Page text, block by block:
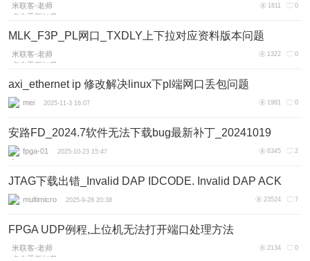
米联客-老师
点击重新加载
0
1811
MLK_F3P_PL网口_TXDLY上下拉对应资料版本问题
米联客-老师
点击重新加载
0
1322
axi_ethernet ip 修改解决linux下pl端网口丢包问题
mei 2025-11-3 16:07 0
1981
安路FD_2024.7软件无法下载bug最新补丁_20241019
fpga-01 2025-10-23 15:47 2
6345
JTAG下载出错_Invalid DAP IDCODE. Invalid DAP ACK
value: 0
multimicro 2025-9-28 20:38 7
23524
FPGA UDP例程,上位机无法打开端口处理方法
米联客-老师
点击重新加载
0
2134